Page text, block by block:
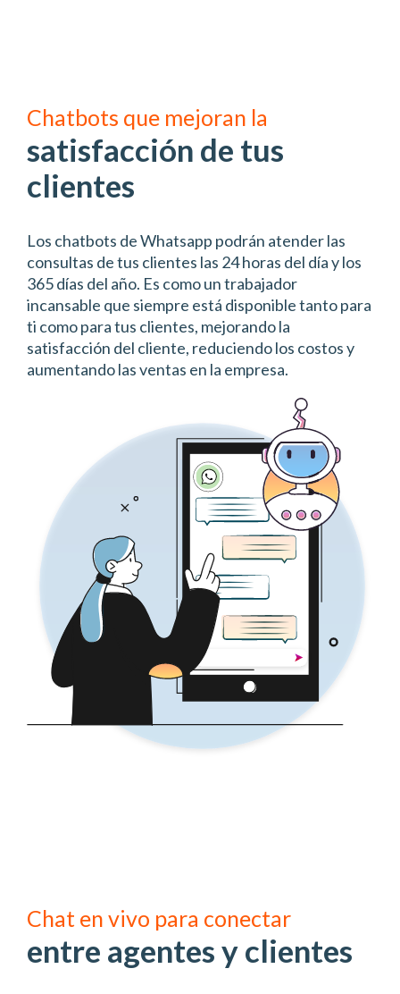
Chatbots que mejoran la
satisfacción de tus
clientes
Los chatbots de Whatsapp podrán atender las
consultas de tus clientes las 24 horas del día y los
365 días del año. Es como un trabajador
incansable que siempre está disponible tanto para
ti como para tus clientes, mejorando la
satisfacción del cliente, reduciendo los costos y
aumentando las ventas en la empresa.
Chat en vivo para conectar
entre agentes y clientes